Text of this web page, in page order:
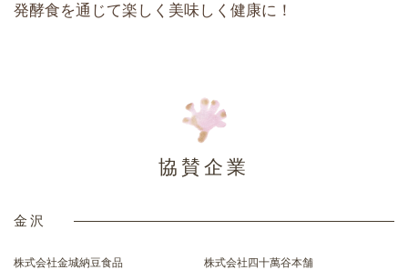
発酵食を通じて楽しく美味しく健康に！
協賛企業
金沢
株式会社金城納豆食品
株式会社四十萬谷本舗